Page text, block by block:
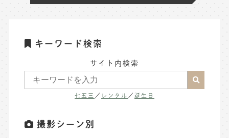
キーワード検索
サイト内検索
七五三 ／ レンタル ／誕生日
撮影シーン別